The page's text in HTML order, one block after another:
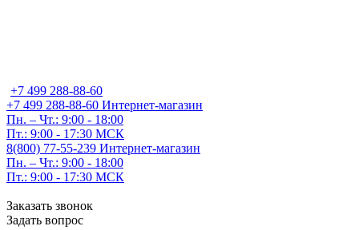
+7 499 288-88-60
+7 499 288-88-60 Интернет-магазин
Пн. – Чт.: 9:00 - 18:00
Пт.: 9:00 - 17:30 МСК
8(800) 77-55-239 Интернет-магазин
Пн. – Чт.: 9:00 - 18:00
Пт.: 9:00 - 17:30 МСК
Заказать звонок
Задать вопрос